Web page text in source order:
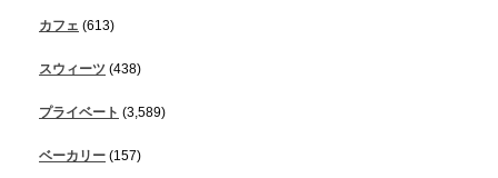
カフェ (613)
スウィーツ (438)
プライベート (3,589)
ベーカリー (157)